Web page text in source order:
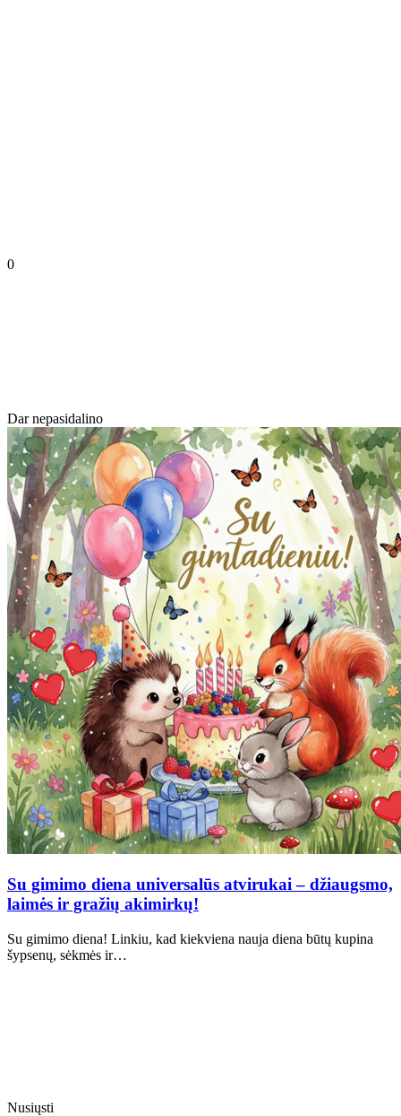
0
Dar nepasidalino
Su gimimo diena universalūs atvirukai – džiaugsmo,
laimės ir gražių akimirkų!
Su gimimo diena! Linkiu, kad kiekviena nauja diena būtų kupina
šypsenų, sėkmės ir…
Nusiųsti